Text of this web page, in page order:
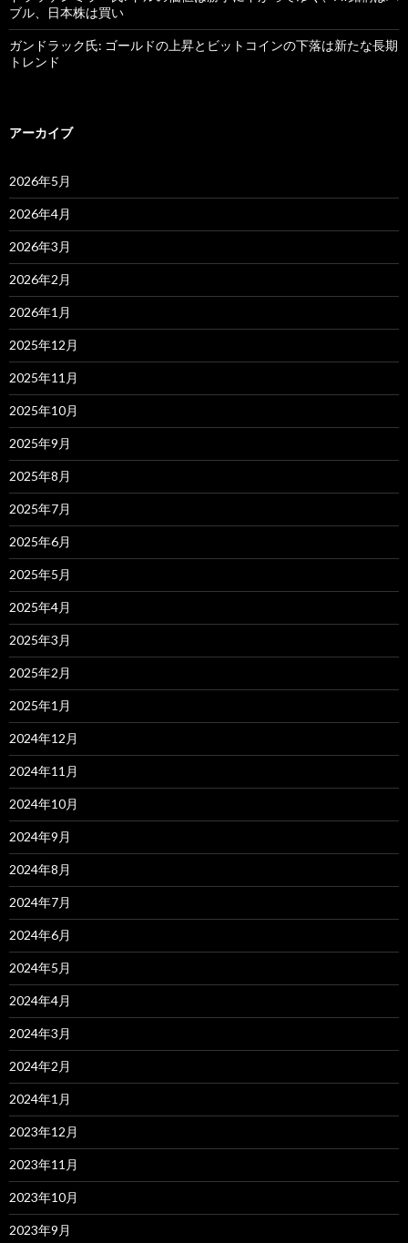
ブル、日本株は買い
ガンドラック氏: ゴールドの上昇とビットコインの下落は新たな長期
トレンド
アーカイブ
2026年5月
2026年4月
2026年3月
2026年2月
2026年1月
2025年12月
2025年11月
2025年10月
2025年9月
2025年8月
2025年7月
2025年6月
2025年5月
2025年4月
2025年3月
2025年2月
2025年1月
2024年12月
2024年11月
2024年10月
2024年9月
2024年8月
2024年7月
2024年6月
2024年5月
2024年4月
2024年3月
2024年2月
2024年1月
2023年12月
2023年11月
2023年10月
2023年9月